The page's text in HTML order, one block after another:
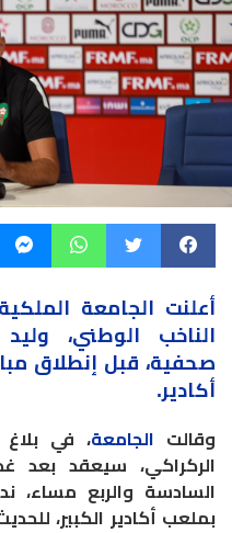
أعلنت الجامعة
الناخب الوطني،
صحفية، قبل إنطلاق
أكادير.
وقالت الجامعة، في بلاغ
الركراكي، سيعقد بعد
السادسة والربع مساء،
بملعب أكادير الكبير،